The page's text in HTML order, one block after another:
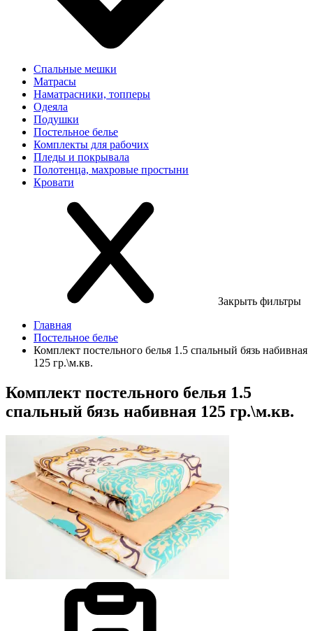
Спальные мешки
Матрасы
Наматрасники, топперы
Одеяла
Подушки
Постельное белье
Комплекты для рабочих
Пледы и покрывала
Полотенца, махровые простыни
Кровати
Закрыть фильтры
Главная
Постельное белье
Комплект постельного белья 1.5 спальный бязь набивная
125 гр.\м.кв.
Комплект постельного белья 1.5
спальный бязь набивная 125 гр.\м.кв.